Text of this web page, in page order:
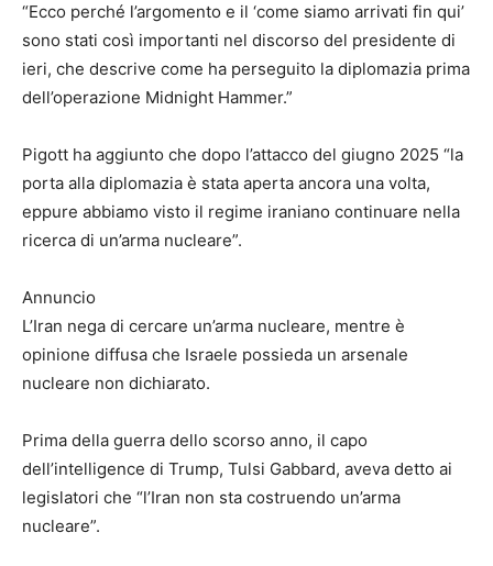
“Ecco perché l’argomento e il ‘come siamo arrivati ​​fin qui’
sono stati così importanti nel discorso del presidente di
ieri, che descrive come ha perseguito la diplomazia prima
dell’operazione Midnight Hammer.”
Pigott ha aggiunto che dopo l’attacco del giugno 2025 “la
porta alla diplomazia è stata aperta ancora una volta,
eppure abbiamo visto il regime iraniano continuare nella
ricerca di un’arma nucleare”.
Annuncio
L’Iran nega di cercare un’arma nucleare, mentre è
opinione diffusa che Israele possieda un arsenale
nucleare non dichiarato.
Prima della guerra dello scorso anno, il capo
dell’intelligence di Trump, Tulsi Gabbard, aveva detto ai
legislatori che “l’Iran non sta costruendo un’arma
nucleare”.